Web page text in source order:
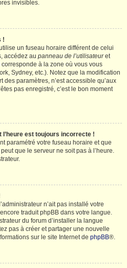
invisibles.
!
un fuseau horaire différent de celui
accédez au panneau de l’utilisateuret
à la zone où vous vous
Sydney, etc.). Notez que la modification
paramètres, n’est accessible qu’aux
pas enregistré, c’est le bon moment
l’heure est toujours incorrecte !
paramétré votre fuseau horaire et que
que le serveur ne soit pas à l’heure.
n’ait pas installé votre
traduit phpBB dans votre langue.
du forum d’installer la langue
pas à créer et partager une nouvelle
sur le site Internet de phpBB®.